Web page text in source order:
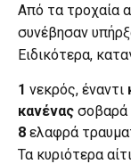
Από τα τροχαία
συνέβησαν
Ειδικότερα,
1 νεκρός, έναντι
κανένας σοβαρά
8 ελαφρά
Τα κυριότερα